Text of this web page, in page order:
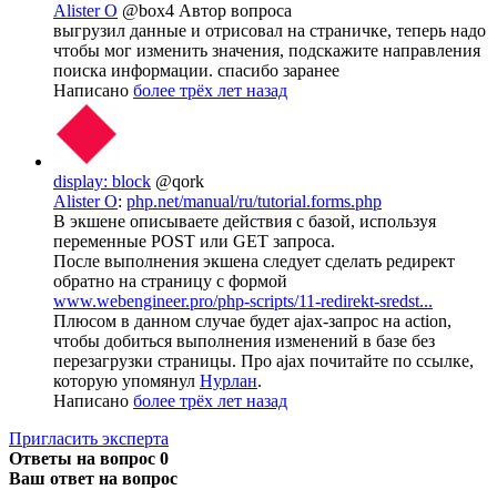
Alister O @box4 Автор вопроса
выгрузил данные и отрисовал на страничке, теперь надо
чтобы мог изменить значения, подскажите направления
поиска информации. спасибо заранее
Написано более трёх лет назад
display: block @qork
Alister O: php.net/manual/ru/tutorial.forms.php
В экшене описываете действия с базой, используя
переменные POST или GET запроса.
После выполнения экшена следует сделать редирект
обратно на страницу с формой
www.webengineer.pro/php-scripts/11-redirekt-sredst...
Плюсом в данном случае будет ajax-запрос на action,
чтобы добиться выполнения изменений в базе без
перезагрузки страницы. Про ajax почитайте по ссылке,
которую упомянул Нурлан.
Написано более трёх лет назад
Пригласить эксперта
Ответы на вопрос 0
Ваш ответ на вопрос